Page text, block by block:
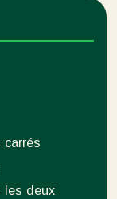
carrés
les deux